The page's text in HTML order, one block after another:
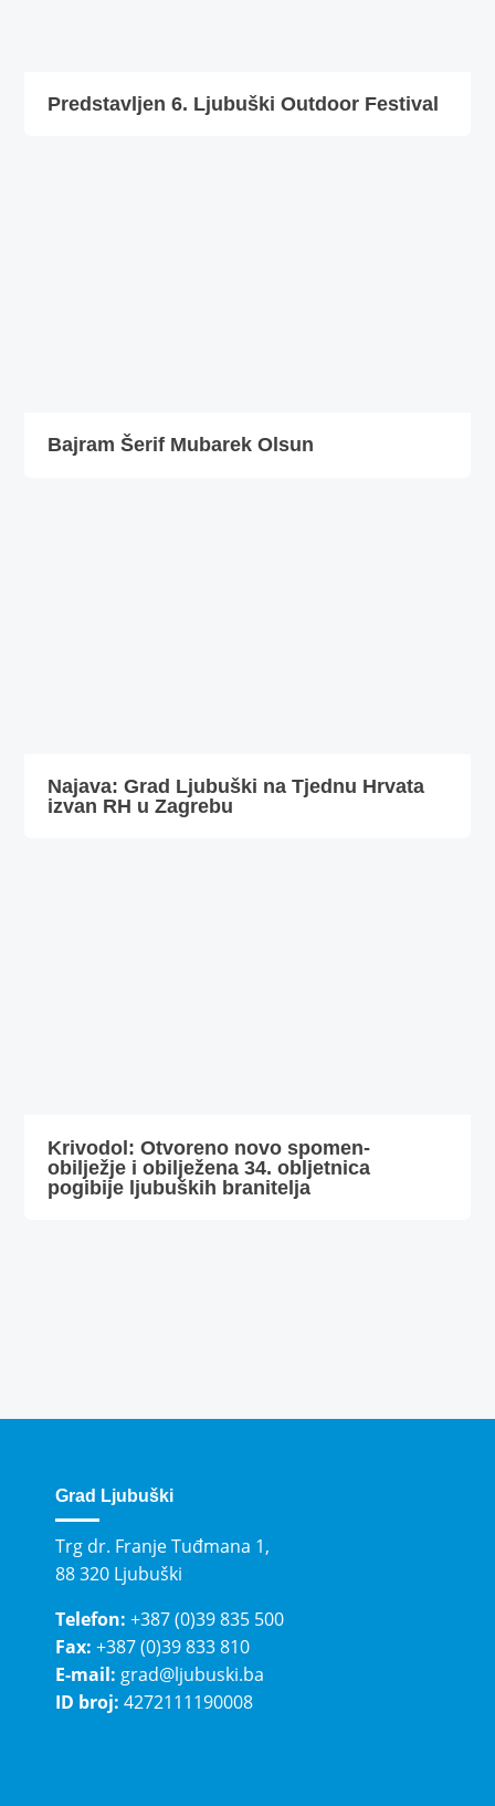
Predstavljen 6. Ljubuški Outdoor Festival
Bajram Šerif Mubarek Olsun
Najava: Grad Ljubuški na Tjednu Hrvata
izvan RH u Zagrebu
Krivodol: Otvoreno novo spomen-
obilježje i obilježena 34. obljetnica
pogibije ljubuških branitelja
Grad Ljubuški
Trg dr. Franje Tuđmana 1,
88 320 Ljubuški
Telefon: +387 (0)39 835 500
Fax: +387 (0)39 833 810
E-mail: grad@ljubuski.ba
ID broj: 4272111190008